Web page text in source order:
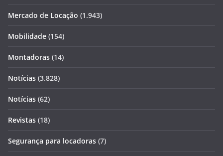
Mercado de Locação (1.943)
Mobilidade (154)
Montadoras (14)
Notícias (3.828)
Notícias (62)
Revistas (18)
Segurança para locadoras (7)